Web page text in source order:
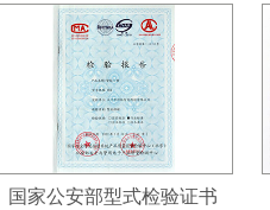
国家公安部型式检验证书